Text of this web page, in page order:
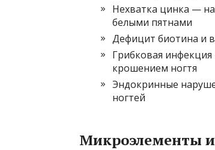
Нехватка цинка —
белыми пятнами
Дефицит биотина и
Грибковая
крошением ногтя
Эндокринные
ногтей
Микроэлементы